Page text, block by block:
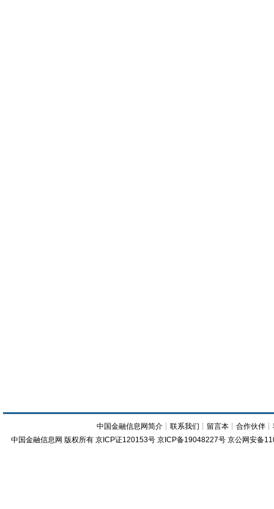
中国金融信息网简介 ┊联系我们 ┊ 留言本 ┊合作伙伴 ┊
中国金融信息网 版权所有 京ICP证120153号 京ICP备19048227号 京公网安备